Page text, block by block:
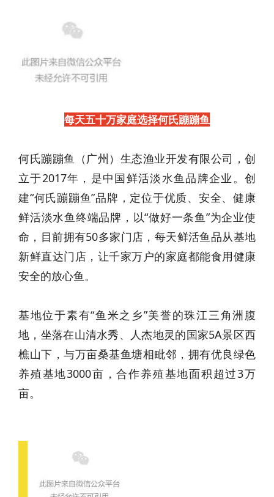
每天五十万家庭选择何氏蹦蹦鱼
何氏蹦蹦鱼（广州）生态渔业开发有限公司，创
立于2017年，是中国鲜活淡水鱼品牌企业。创
建“何氏蹦蹦鱼”品牌，定位于优质、安全、健康
鲜活淡水鱼终端品牌，以“做好一条鱼”为企业使
命，目前拥有50多家门店，每天鲜活鱼品从基地
新鲜直达门店，让千家万户的家庭都能食用健康
安全的放心鱼。
基地位于素有“鱼米之乡”美誉的珠江三角洲腹
地，坐落在山清水秀、人杰地灵的国家5A景区西
樵山下，与万亩桑基鱼塘相毗邻，拥有优良绿色
养殖基地3000亩，合作养殖基地面积超过3万
亩。